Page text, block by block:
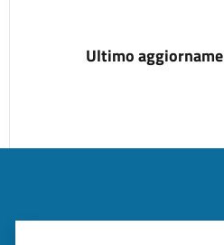
Ultimo